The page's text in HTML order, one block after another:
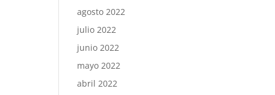
agosto 2022
julio 2022
junio 2022
mayo 2022
abril 2022